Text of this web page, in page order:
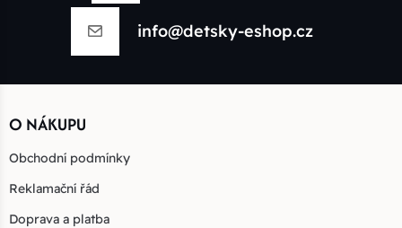
info@detsky-eshop.cz
O NÁKUPU
Obchodní podmínky
Reklamační řád
Doprava a platba